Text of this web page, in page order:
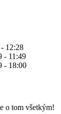
12:28
- 11:49
- 18:00
o tom všetkým!